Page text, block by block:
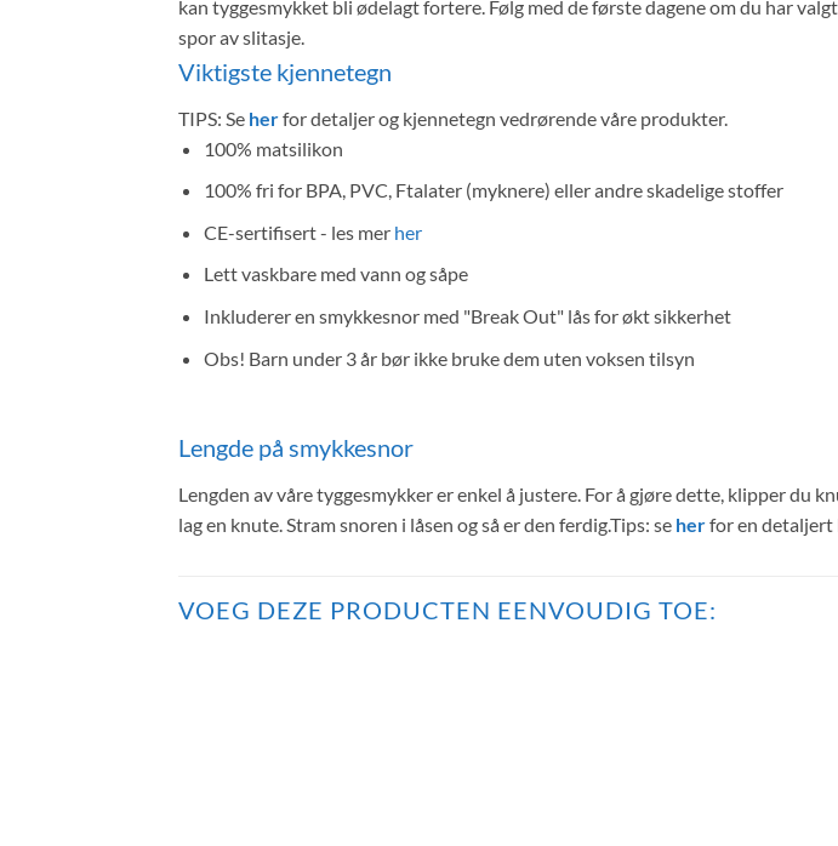
kan tyggesmykket bli ødelagt fortere. Følg med de første dagene om du har
spor av slitasje.
Viktigste kjennetegn
TIPS: Se herfor detaljer og kjennetegn vedrørende våre produkter.
100% matsilikon
100% fri for BPA, PVC, Ftalater (myknere) eller andre skadelige stoffer
CE-sertifisert - les mer her
Lett vaskbare med vann og såpe
Inkluderer en smykkesnor med "Break Out" lås for økt sikkerhet
Obs! Barn under 3 år bør ikke bruke dem uten voksen tilsyn
Lengde på smykkesnor
Lengden av våre tyggesmykker er enkel å justere. For å gjøre dette, klipper du
lag en knute. Stram snoren i låsen og så er den ferdig.Tips: se herfor en detaljert
VOEG DEZE PRODUCTEN EENVOUDIG TOE: